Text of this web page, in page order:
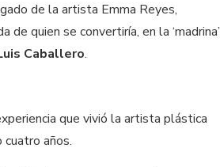
de la artista Emma Reyes,
quien se convertiría, en la ‘madrina’
Caballero.
que vivió la artista plástica
años.